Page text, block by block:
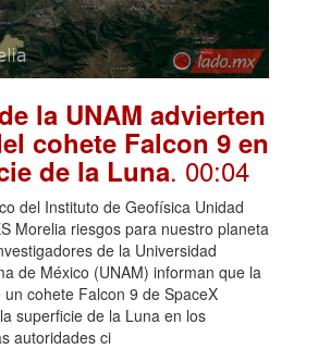
la UNAM advierten
cohete Falcon 9 en
de la Luna. 00:04
del Instituto de Geofísica Unidad
Morelia riesgos para nuestro planeta
de la Universidad
de México (UNAM) informan que la
cohete Falcon 9 de SpaceX
superficie de la Luna en los
autoridades ci